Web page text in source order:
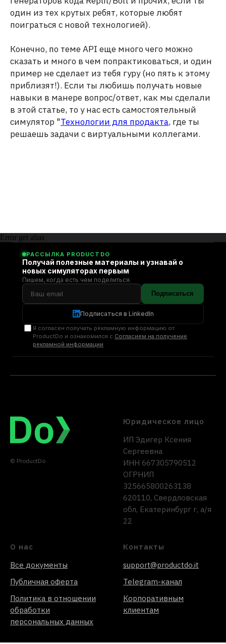
один из тех крутых ребят, которые любят
поиграться с новой технологией).
Конечно, по теме API еще много чего можно
сказать и много в чем попрактиковаться, и один
пример не сделает из тебя гуру (но пять к этому
приблизят!). Если ты любишь получать новые
навыки в манере вопрос/ответ, как мы сделали
в этой статье, то у нас есть самостоятельный
симулятор "Технологии для продакта, где ты
решаешь задачи с виртуальными коллегами.
Error get alias
РАССЫЛКА PRODUCTDO
Получай полезные материалы и узнавай о
новых симуляторах первым
Пишем, когда есть чем поделиться.
Подписаться
Подписаться в LinkedIn
Я согласен получать рекламную информацию от
ProductDo и ознакомился с Согласием на получение
рекламной информации
© ProductDo
Юридическое лицо
ИП Эдигер Ксения
Сергеевна
ИНН 667305790512
ОГРНИП
325665800263138
620110, Свердловская
обл, Екатеринбург г, а/я
22
О нас
Все документы
Публичная оферта
Политика в отношении
обработки
персональных данных
Контакты
support@productdo.it
Telegram-канал
Корпоративным
клиентам